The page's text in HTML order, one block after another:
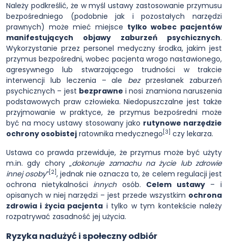
Należy podkreślić, że w myśl ustawy zastosowanie przymusu
bezpośredniego (podobnie jak i pozostałych narzędzi
prawnych) może mieć miejsce tylko wobec pacjentów
manifestujących objawy zaburzeń psychicznych.
Wykorzystanie przez personel medyczny środka, jakim jest
przymus bezpośredni, wobec pacjenta wrogo nastawionego,
agresywnego lub stwarzającego trudności w trakcie
interwencji lub leczenia – ale bezprzesłanek zaburzeń
psychicznych – jest bezprawne i nosi znamiona naruszenia
podstawowych praw człowieka. Niedopuszczalne jest także
przyjmowanie w praktyce, że przymus bezpośredni może
być na mocy ustawy stosowany jako rutynowe narzędzie
ochrony osobistej ratownika medycznego [3] czy lekarza.
Ustawa co prawda przewiduje, że przymus może być użyty
m.in. gdy chory „dokonuje zamachu na życie lub zdrowie
innej osoby” [2] , jednak nie oznacza to, że celem regulacji jest
ochrona nietykalności innychosób. Celem ustawy– i
opisanych w niej narzędzi – jest przede wszystkim ochrona
zdrowia i życia pacjenta i tylko w tym kontekście należy
rozpatrywać zasadność jej użycia.
Ryzyka nadużyć i społeczny odbiór